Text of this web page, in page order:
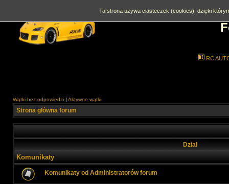
RC
Wątki bez odpowiedzi | Aktywne wątki
Strona główna forum
Dział
Komunikaty
Komunikaty od Administratorów forum
Ta strona używa ciasteczek (cookies), dzięki